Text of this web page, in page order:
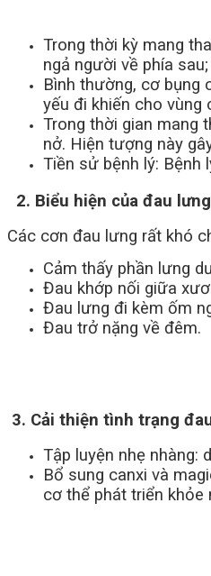
Trong thời kỳ mang
ngả người về phía
Bình thường, cơ bụng
yếu đi khiến cho vùng
Trong thời gian mang
nở. Hiện tượng này
Tiền sử bệnh lý: Bệnh
2. Biểu hiện của đau
Các cơn đau lưng rất khó
Cảm thấy phần lưng
Đau khớp nối giữa
Đau lưng đi kèm ốm
Đau trở nặng về đêm.
3. Cải thiện tình trạng
Tập luyện nhẹ nhàng:
Bổ sung canxi và
cơ thể phát triển khỏe